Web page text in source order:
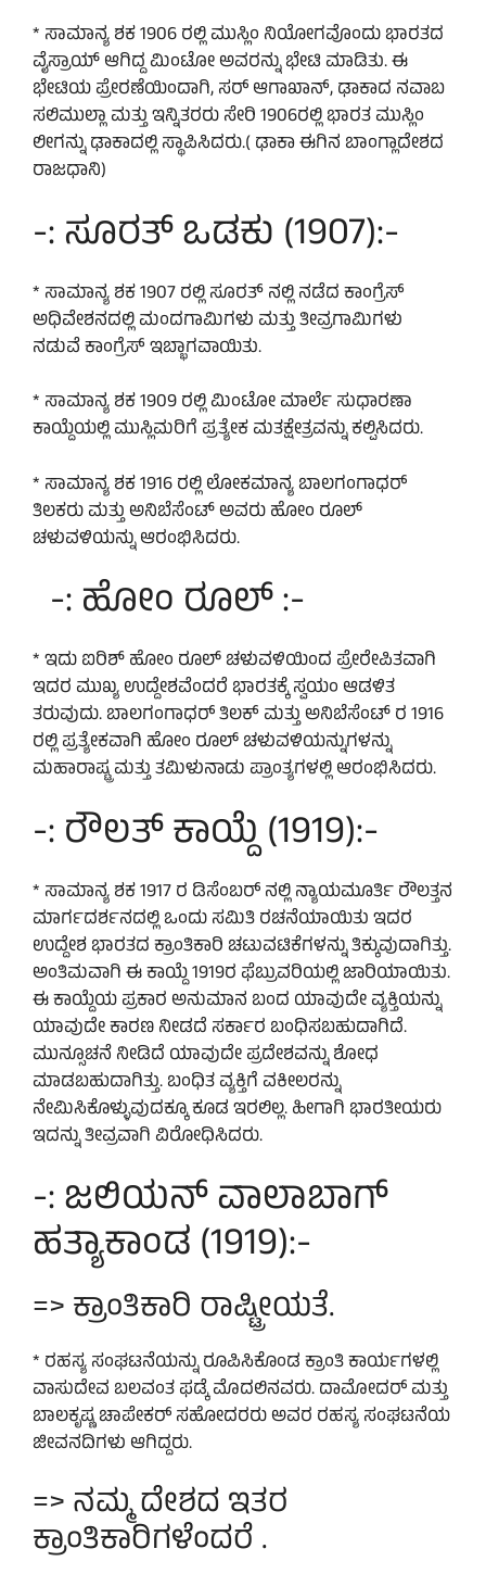
* ಸಾಮಾನ್ಯ ಶಕ 1906 ರಲ್ಲಿ ಮುಸ್ಲಿಂ ನಿಯೋಗವೊಂದು ಭಾರತದ
ವೈಸ್ರಾಯ್ ಆಗಿದ್ದ ಮಿಂಟೋ ಅವರನ್ನು ಭೇಟಿ ಮಾಡಿತು. ಈ
ಭೇಟಿಯ ಪ್ರೇರಣೆಯಿಂದಾಗಿ, ಸರ್ ಆಗಾಖಾನ್, ಢಾಕಾದ ನವಾಬ
ಸಲಿಮುಲ್ಲಾ ಮತ್ತು ಇನ್ನಿತರರು ಸೇರಿ 1906ರಲ್ಲಿ ಭಾರತ ಮುಸ್ಲಿಂ
ಲೀಗನ್ನು ಢಾಕಾದಲ್ಲಿ ಸ್ಥಾಪಿಸಿದರು.( ಢಾಕಾ ಈಗಿನ ಬಾಂಗ್ಲಾದೇಶದ
ರಾಜಧಾನಿ)
-: ಸೂರತ್ ಒಡಕು (1907):-
* ಸಾಮಾನ್ಯ ಶಕ 1907 ರಲ್ಲಿ ಸೂರತ್ ನಲ್ಲಿ ನಡೆದ ಕಾಂಗ್ರೆಸ್
ಅಧಿವೇಶನದಲ್ಲಿ ಮಂದಗಾಮಿಗಳು ಮತ್ತು ತೀವ್ರಗಾಮಿಗಳು
ನಡುವೆ ಕಾಂಗ್ರೆಸ್ ಇಬ್ಭಾಗವಾಯಿತು.
* ಸಾಮಾನ್ಯ ಶಕ 1909 ರಲ್ಲಿ ಮಿಂಟೋ ಮಾರ್ಲೆ ಸುಧಾರಣಾ
ಕಾಯ್ದೆಯಲ್ಲಿ ಮುಸ್ಲಿಮರಿಗೆ ಪ್ರತ್ಯೇಕ ಮತಕ್ಷೇತ್ರವನ್ನು ಕಲ್ಪಿಸಿದರು.
* ಸಾಮಾನ್ಯ ಶಕ 1916 ರಲ್ಲಿ ಲೋಕಮಾನ್ಯ ಬಾಲಗಂಗಾಧರ್
ತಿಲಕರು ಮತ್ತು ಅನಿಬೆಸೆಂಟ್ ಅವರು ಹೋಂ ರೂಲ್
ಚಳುವಳಿಯನ್ನು ಆರಂಭಿಸಿದರು.
-: ಹೋಂ ರೂಲ್ :-
* ಇದು ಐರಿಶ್ ಹೋಂ ರೂಲ್ ಚಳುವಳಿಯಿಂದ ಪ್ರೇರೇಪಿತವಾಗಿ
ಇದರ ಮುಖ್ಯ ಉದ್ದೇಶವೆಂದರೆ ಭಾರತಕ್ಕೆ ಸ್ವಯಂ ಆಡಳಿತ
ತರುವುದು. ಬಾಲಗಂಗಾಧರ್ ತಿಲಕ್ ಮತ್ತು ಅನಿಬೆಸೆಂಟ್ ರ 1916
ರಲ್ಲಿ ಪ್ರತ್ಯೇಕವಾಗಿ ಹೋಂ ರೂಲ್ ಚಳುವಳಿಯನ್ನುಗಳನ್ನು
ಮಹಾರಾಷ್ಟ್ರ ಮತ್ತು ತಮಿಳುನಾಡು ಪ್ರಾಂತ್ಯಗಳಲ್ಲಿ ಆರಂಭಿಸಿದರು.
-: ರೌಲತ್ ಕಾಯ್ದೆ (1919):-
* ಸಾಮಾನ್ಯ ಶಕ 1917 ರ ಡಿಸೆಂಬರ್ ನಲ್ಲಿ ನ್ಯಾಯಮೂರ್ತಿ ರೌಲತ್ತನ
ಮಾರ್ಗದರ್ಶನದಲ್ಲಿ ಒಂದು ಸಮಿತಿ ರಚನೆಯಾಯಿತು ಇದರ
ಉದ್ದೇಶ ಭಾರತದ ಕ್ರಾಂತಿಕಾರಿ ಚಟುವಟಿಕೆಗಳನ್ನು ತಿಕ್ಕುವುದಾಗಿತ್ತು.
ಅಂತಿಮವಾಗಿ ಈ ಕಾಯ್ದೆ 1919ರ ಫೆಬ್ರುವರಿಯಲ್ಲಿ ಜಾರಿಯಾಯಿತು.
ಈ ಕಾಯ್ದೆಯ ಪ್ರಕಾರ ಅನುಮಾನ ಬಂದ ಯಾವುದೇ ವ್ಯಕ್ತಿಯನ್ನು
ಯಾವುದೇ ಕಾರಣ ನೀಡದೆ ಸರ್ಕಾರ ಬಂಧಿಸಬಹುದಾಗಿದೆ.
ಮುನ್ಸೂಚನೆ ನೀಡಿದೆ ಯಾವುದೇ ಪ್ರದೇಶವನ್ನು ಶೋಧ
ಮಾಡಬಹುದಾಗಿತ್ತು. ಬಂಧಿತ ವ್ಯಕ್ತಿಗೆ ವಕೀಲರನ್ನು
ನೇಮಿಸಿಕೊಳ್ಳುವುದಕ್ಕೂ ಕೂಡ ಇರಲಿಲ್ಲ. ಹೀಗಾಗಿ ಭಾರತೀಯರು
ಇದನ್ನು ತೀವ್ರವಾಗಿ ವಿರೋಧಿಸಿದರು.
-: ಜಲಿಯನ್ ವಾಲಾಬಾಗ್
ಹತ್ಯಾಕಾಂಡ (1919):-
=> ಕ್ರಾಂತಿಕಾರಿ ರಾಷ್ಟ್ರೀಯತೆ.
* ರಹಸ್ಯ ಸಂಘಟನೆಯನ್ನು ರೂಪಿಸಿಕೊಂಡ ಕ್ರಾಂತಿ ಕಾರ್ಯಗಳಲ್ಲಿ
ವಾಸುದೇವ ಬಲವಂತ ಫಡ್ಕೆ ಮೊದಲಿನವರು. ದಾಮೋದರ್ ಮತ್ತು
ಬಾಲಕೃಷ್ಣ ಚಾಪೇಕರ್ ಸಹೋದರರು ಅವರ ರಹಸ್ಯ ಸಂಘಟನೆಯ
ಜೀವನದಿಗಳು ಆಗಿದ್ದರು.
=> ನಮ್ಮ ದೇಶದ ಇತರ
ಕ್ರಾಂತಿಕಾರಿಗಳೆಂದರೆ .